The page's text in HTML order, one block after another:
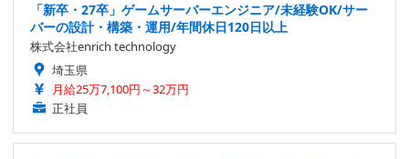
「新卒・27卒」ゲームサーバーエンジニア/未経験OK/サー
バーの設計・構築・運用/年間休日120日以上
株式会社enrich technology
埼玉県
月給25万7,100円～32万円
正社員